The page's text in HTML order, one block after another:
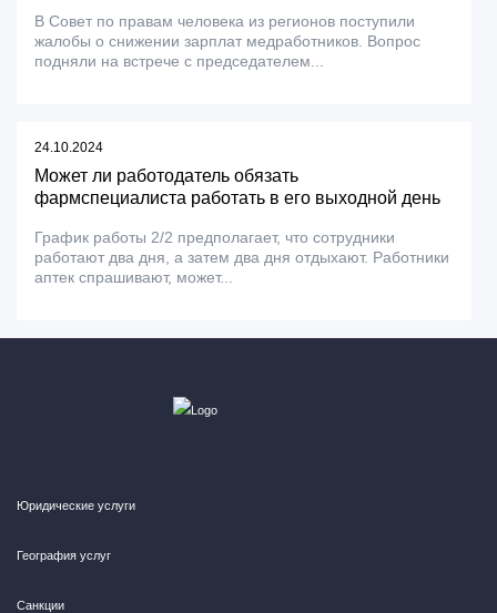
В Совет по правам человека из регионов поступили
жалобы о снижении зарплат медработников. Вопрос
подняли на встрече с председателем...
24.10.2024
Может ли работодатель обязать
фармспециалиста работать в его выходной день
График работы 2/2 предполагает, что сотрудники
работают два дня, а затем два дня отдыхают. Работники
аптек спрашивают, может...
Юридические услуги
География услуг
Санкции